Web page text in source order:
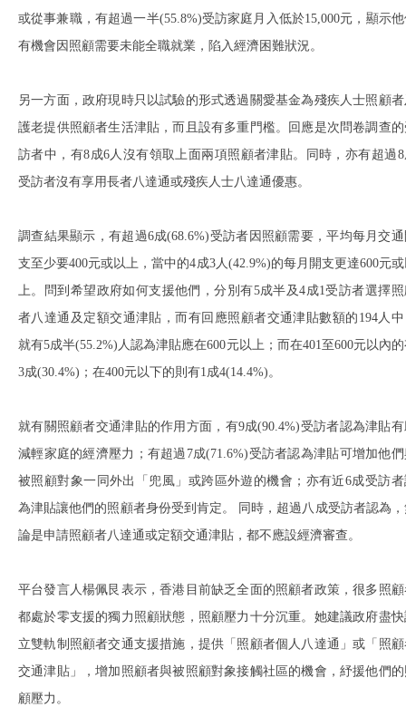
或從事兼職，有超過一半(55.8%)受訪家庭月入低於15,000元，顯示
有機會因照顧需要未能全職就業，陷入經濟困難狀況。
另一方面，政府現時只以試驗的形式透過關愛基金為殘疾人士照顧
護老提供照顧者生活津貼，而且設有多重門檻。回應是次問卷調查
訪者中，有8成6人沒有領取上面兩項照顧者津貼。同時，亦有超過
受訪者沒有享用長者八達通或殘疾人士八達通優惠。
調查結果顯示，有超過6成(68.6%)受訪者因照顧需要，平均每月交
支至少要400元或以上，當中的4成3人(42.9%)的每月開支更達600元
上。問到希望政府如何支援他們，分別有5成半及4成1受訪者選擇
者八達通及定額交通津貼，而有回應照顧者交通津貼數額的194人
就有5成半(55.2%)人認為津貼應在600元以上；而在401至600元以內
3成(30.4%)；在400元以下的則有1成4(14.4%)。
就有關照顧者交通津貼的作用方面，有9成(90.4%)受訪者認為津貼
減輕家庭的經濟壓力；有超過7成(71.6%)受訪者認為津貼可增加他
被照顧對象一同外出「兜風」或跨區外遊的機會；亦有近6成受訪者
為津貼讓他們的照顧者身份受到肯定。 同時，超過八成受訪者認為
論是申請照顧者八達通或定額交通津貼，都不應設經濟審查。
平台發言人楊佩艮表示，香港目前缺乏全面的照顧者政策，很多照
都處於零支援的獨力照顧狀態，照顧壓力十分沉重。她建議政府盡
立雙軌制照顧者交通支援措施，提供「照顧者個人八達通」或「照
交通津貼」，增加照顧者與被照顧對象接觸社區的機會，紓援他們
顧壓力。